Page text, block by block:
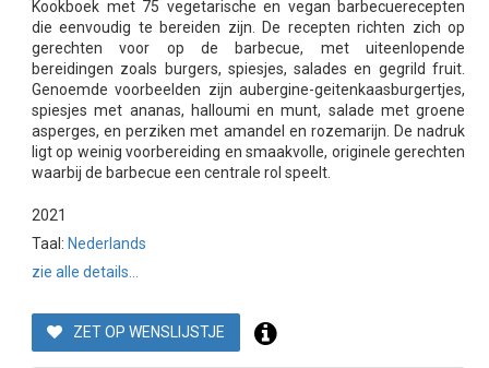
Kookboek met 75 vegetarische en vegan barbecuerecepten
die eenvoudig te bereiden zijn. De recepten richten zich op
gerechten voor op de barbecue, met uiteenlopende
bereidingen zoals burgers, spiesjes, salades en gegrild fruit.
Genoemde voorbeelden zijn aubergine-geitenkaasburgertjes,
spiesjes met ananas, halloumi en munt, salade met groene
asperges, en perziken met amandel en rozemarijn. De nadruk
ligt op weinig voorbereiding en smaakvolle, originele gerechten
waarbij de barbecue een centrale rol speelt.
2021
Taal: Nederlands
zie alle details...
ZET OP WENSLIJSTJE